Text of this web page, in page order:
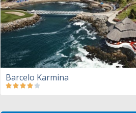
Barcelo Karmina